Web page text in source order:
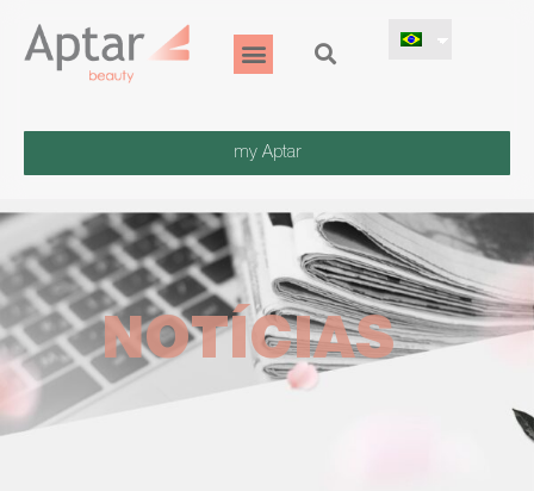
my Aptar
NOTÍCIAS